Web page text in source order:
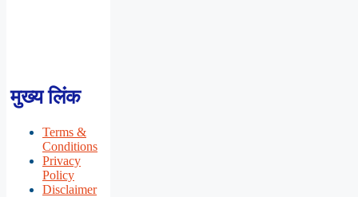
मुख्य लिंक
Terms &
Conditions
Privacy
Policy
Disclaimer